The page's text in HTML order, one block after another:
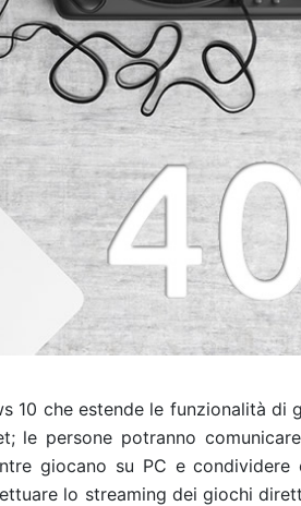
10 che estende le funzionalità di
le persone potranno
giocano su PC e condividere
lo streaming dei giochi